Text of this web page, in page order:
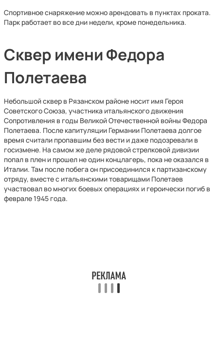
Спортивное снаряжение можно арендовать в пунктах проката.
Парк работает во все дни недели, кроме понедельника.
Сквер имени Федора
Полетаева
Небольшой сквер в Рязанском районе носит имя Героя
Советского Союза, участника итальянского движения
Сопротивления в годы Великой Отечественной войны Федора
Полетаева. После капитуляции Германии Полетаева долгое
время считали пропавшим без вести и даже подозревали в
госизмене. На самом же деле рядовой стрелковой дивизии
попал в плен и прошел не один концлагерь, пока не оказался в
Италии. Там после побега он присоединился к партизанскому
отряду, вместе с итальянскими товарищами Полетаев
участвовал во многих боевых операциях и героически погиб в
феврале 1945 года.